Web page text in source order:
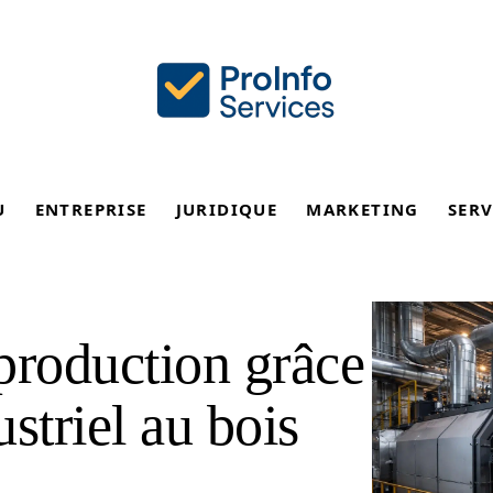
ENTREPRISE JURIDIQUE MARKETING
grâce
au bois